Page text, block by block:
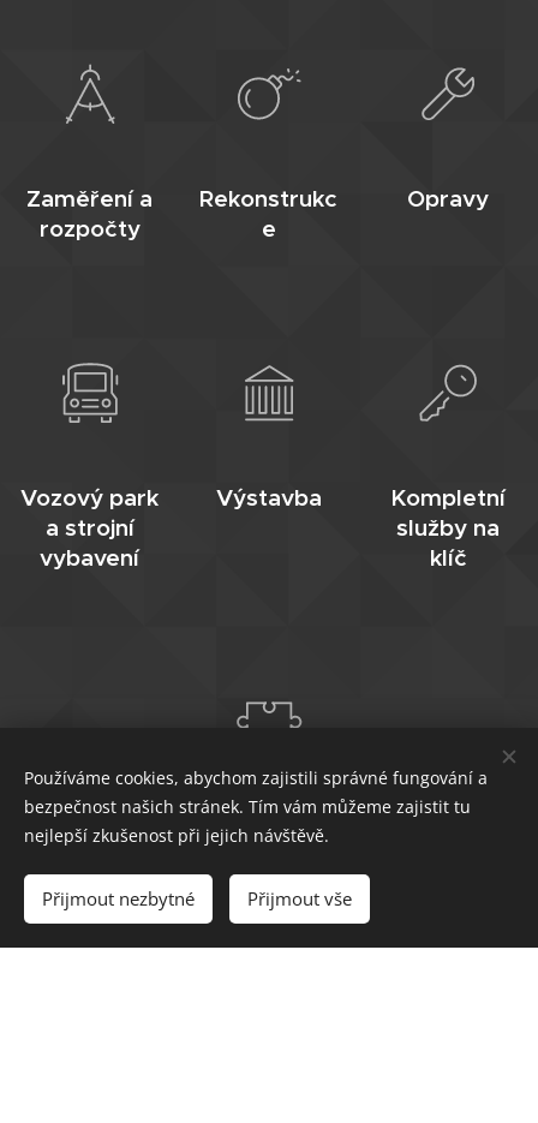
Zaměření a
rozpočty
Rekonstrukc
e
Opravy
Vozový park
a strojní
vybavení
Výstavba
Kompletní
služby na
klíč
Truhlářská
Používáme cookies, abychom zajistili správné fungování a
bezpečnost našich stránek. Tím vám můžeme zajistit tu
nejlepší zkušenost při jejich návštěvě.
Přijmout nezbytné Přijmout vše